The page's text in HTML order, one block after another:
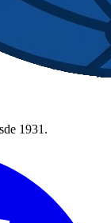
1931.